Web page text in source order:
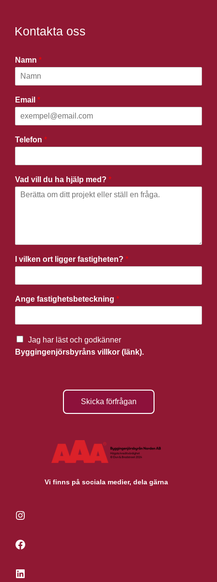
Kontakta oss
Namn *
Email *
Telefon *
Vad vill du ha hjälp med? *
I vilken ort ligger fastigheten? *
Ange fastighetsbeteckning *
Jag har läst och godkänner
Byggingenjörsbyråns villkor (länk).
Skicka förfrågan
Vi finns på sociala medier, dela gärna
Instagram
Facebook
LinkedIn